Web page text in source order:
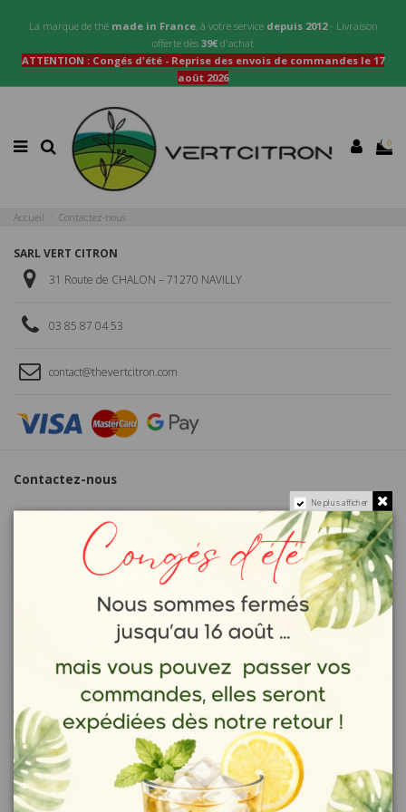
La marque de thé made in France, à votre service depuis 2012- Livraison
offerte dès 39€ d'achat
ATTENTION : Congés d'été - Reprise des envois de commandes le 17
août 2026
0
Accueil Contactez-nous
SARL VERT CITRON
31 Route de CHALON – 71270 NAVILLY
03 85 87 04 53
contact@thevertcitron.com
Contactez-nous
Document joint
CHOISIR UN FICHIER
optionnel
Message
Ne plus afficher